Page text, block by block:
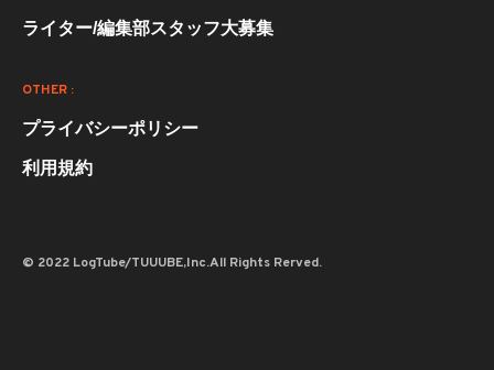
ライター/編集部スタッフ大募集
OTHER :
プライバシーポリシー
利用規約
© 2022 LogTube/TUUUBE,Inc.All Rights Rerved.